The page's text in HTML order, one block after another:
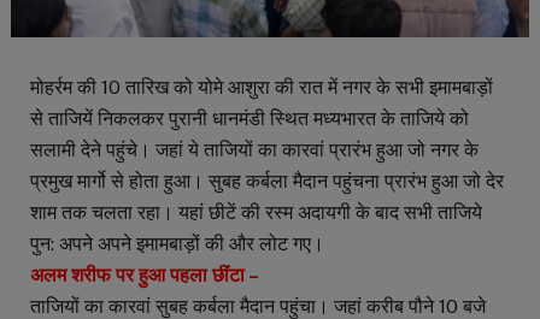
मोहर्रम की 10 तारिख को योमे आशुरा की रात में नगर के सभी इमामबाड़ों
से ताजियें निकलकर पुरानी धानमंडी स्थित मध्यभारत के ताजिये को
सलामी देने पहुंचे। जहां ये ताजियों का कारवां प्रारंभ हुआ जो नगर के
प्रमुख मार्गो से होता हुआ। सुबह कर्बला मैदान पहुंचना प्रारंभ हुआ जो देर
शाम तक चलता रहा। यहां छीटें की रस्म अदायगी के बाद सभी ताजिये
पुन: अपने अपने इमामबाड़ों की और लोट गए।
अलम शरीफ पर हुआ पहला छींटा –
ताजियों का कारवां सुबह कर्बला मैदान पहुंचा। जहां करीब पौने 10 बजे